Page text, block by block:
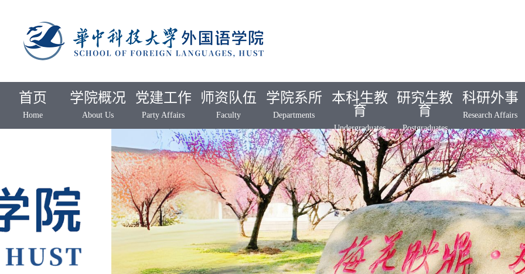
首页
Home
学院概况
About Us
党建工作
Party Affairs
师资队伍
Faculty
学院系所
Departments
本科生教
育
Undergraduates
研究生教
育
Postgraduates
科研外事
Research Affairs